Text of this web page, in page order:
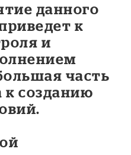
данного
к
и
часть
к созданию